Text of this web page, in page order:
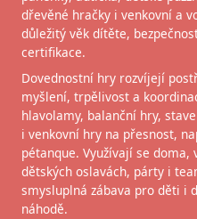
dřevěné hračky i venkovní a
důležitý věk dítěte,
certifikace.
Dovednostní hry rozvíjejí
myšlení, trpělivost a
hlavolamy, balanční hry,
i venkovní hry na přesnost,
pétanque. Využívají se doma,
dětských oslavách, párty i
smysluplná zábava pro děti i
náhodě.